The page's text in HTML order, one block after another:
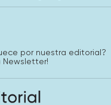
por nuestra editorial?
Newsletter!